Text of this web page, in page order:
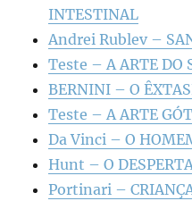
INTESTINAL
Andrei Rublev –
Teste – A ARTE DO
BERNINI – O
Teste – A ARTE
Da Vinci – O
Hunt – O
Portinari –